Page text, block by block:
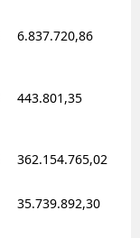
6.837.720,86
443.801,35
362.154.765,02
35.739.892,30